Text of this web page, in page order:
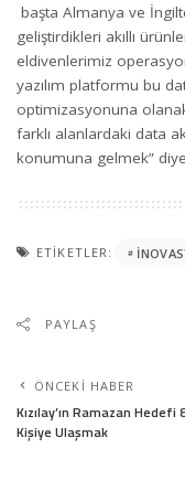
başta Almanya ve
geliştirdikleri akıllı
eldivenlerimiz
yazılım platformu bu
optimizasyonuna
farklı alanlardaki data
konumuna gelmek”
ETIKETLER:
PAYLAŞ
ÖNCEKI HABER
Kızılay’ın Ramazan Hedefi
Kişiye Ulaşmak